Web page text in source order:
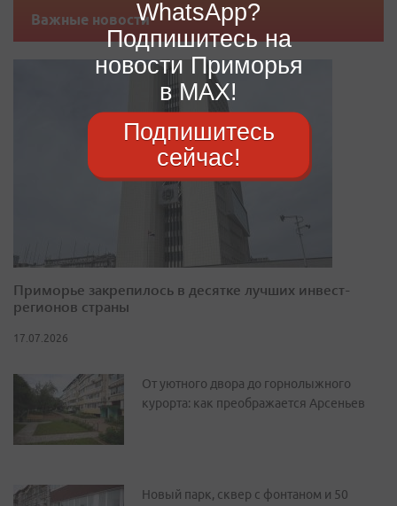
Важные новости
Приморье закрепилось в десятке лучших инвест-
регионов страны
17.07.2026
От уютного двора до горнолыжного
курорта: как преображается Арсеньев
Новый парк, сквер с фонтаном и 50
WhatsApp?
Подпишитесь на
новости Приморья
в MAX!
Подпишитесь
сейчас!